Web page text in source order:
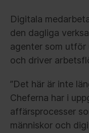
Digitala
den dagliga
agenter som utför
och driver
”Det här är inte
Cheferna har i
affärsprocesser
människor och